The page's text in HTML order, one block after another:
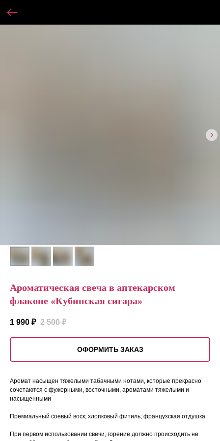
Ароматическая свеча в аптекарском
флаконе «Кубинская сигара»
1 990 ₽ 2 500 ₽
ОФОРМИТЬ ЗАКАЗ
Аромат насыщен тяжелыми табачными нотами, которые прекрасно
сочетаются с фужерными, восточными, ароматами тяжелыми и
насыщенными
Премиальный соевый воск; хлопковый фитиль; французская отдушка.
.
При первом использовании свечи, горение должно происходить не